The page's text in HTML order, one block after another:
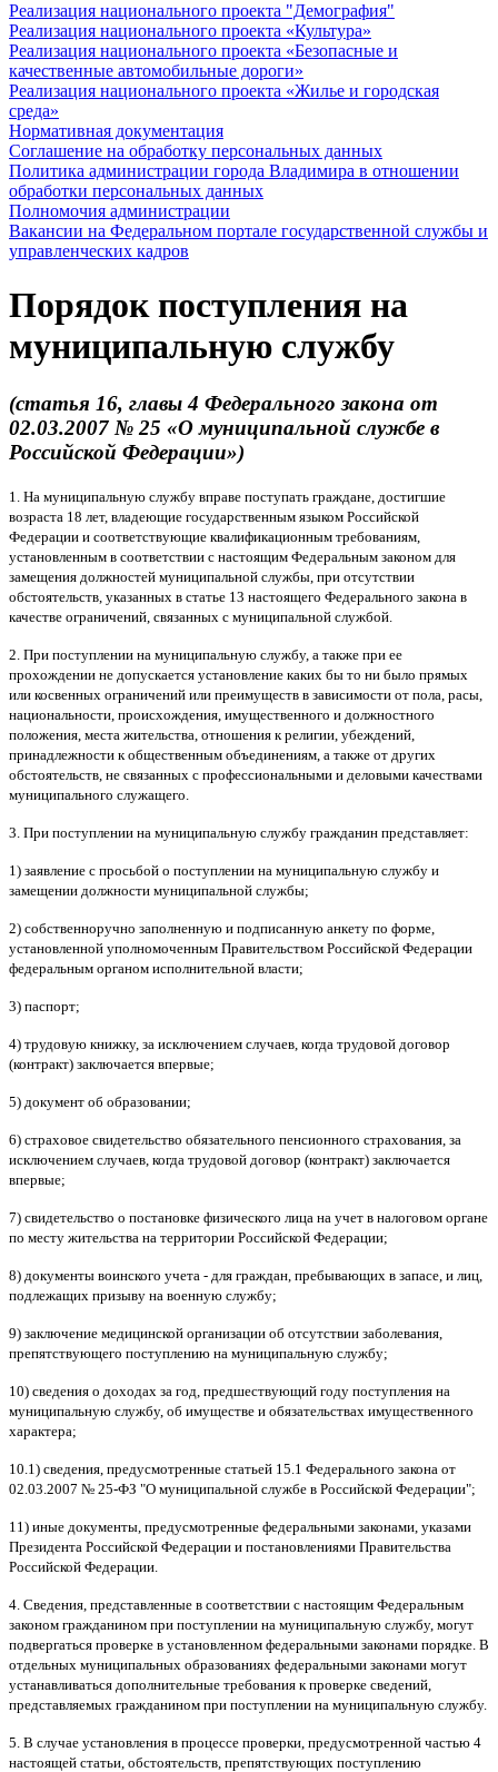
Реализация национального проекта "Демография"
Реализация национального проекта «Культура»
Реализация национального проекта «Безопасные и
качественные автомобильные дороги»
Реализация национального проекта «Жилье и городская
среда»
Нормативная документация
Соглашение на обработку персональных данных
Политика администрации города Владимира в отношении
обработки персональных данных
Полномочия администрации
Вакансии на Федеральном портале государственной службы и
управленческих кадров
Порядок поступления на
муниципальную службу
(статья 16, главы 4 Федерального закона от
02.03.2007 № 25 «О муниципальной службе в
Российской Федерации»)
1. На муниципальную службу вправе поступать граждане, достигшие
возраста 18 лет, владеющие государственным языком Российской
Федерации и соответствующие квалификационным требованиям,
установленным в соответствии с настоящим Федеральным законом для
замещения должностей муниципальной службы, при отсутствии
обстоятельств, указанных в статье 13 настоящего Федерального закона в
качестве ограничений, связанных с муниципальной службой.
2. При поступлении на муниципальную службу, а также при ее
прохождении не допускается установление каких бы то ни было прямых
или косвенных ограничений или преимуществ в зависимости от пола, расы,
национальности, происхождения, имущественного и должностного
положения, места жительства, отношения к религии, убеждений,
принадлежности к общественным объединениям, а также от других
обстоятельств, не связанных с профессиональными и деловыми качествами
муниципального служащего.
3. При поступлении на муниципальную службу гражданин представляет:
1) заявление с просьбой о поступлении на муниципальную службу и
замещении должности муниципальной службы;
2) собственноручно заполненную и подписанную анкету по форме,
установленной уполномоченным Правительством Российской Федерации
федеральным органом исполнительной власти;
3) паспорт;
4) трудовую книжку, за исключением случаев, когда трудовой договор
(контракт) заключается впервые;
5) документ об образовании;
6) страховое свидетельство обязательного пенсионного страхования, за
исключением случаев, когда трудовой договор (контракт) заключается
впервые;
7) свидетельство о постановке физического лица на учет в налоговом органе
по месту жительства на территории Российской Федерации;
8) документы воинского учета - для граждан, пребывающих в запасе, и лиц,
подлежащих призыву на военную службу;
9) заключение медицинской организации об отсутствии заболевания,
препятствующего поступлению на муниципальную службу;
10) сведения о доходах за год, предшествующий году поступления на
муниципальную службу, об имуществе и обязательствах имущественного
характера;
10.1) сведения, предусмотренные статьей 15.1 Федерального закона от
02.03.2007 № 25-ФЗ "О муниципальной службе в Российской Федерации";
11) иные документы, предусмотренные федеральными законами, указами
Президента Российской Федерации и постановлениями Правительства
Российской Федерации.
4. Сведения, представленные в соответствии с настоящим Федеральным
законом гражданином при поступлении на муниципальную службу, могут
подвергаться проверке в установленном федеральными законами порядке. В
отдельных муниципальных образованиях федеральными законами могут
устанавливаться дополнительные требования к проверке сведений,
представляемых гражданином при поступлении на муниципальную службу.
5. В случае установления в процессе проверки, предусмотренной частью 4
настоящей статьи, обстоятельств, препятствующих поступлению